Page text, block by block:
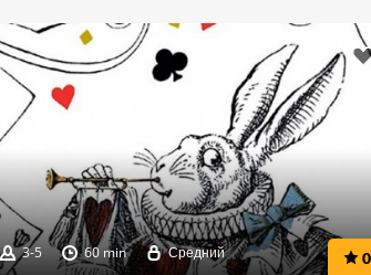
3-5 60 min Средний